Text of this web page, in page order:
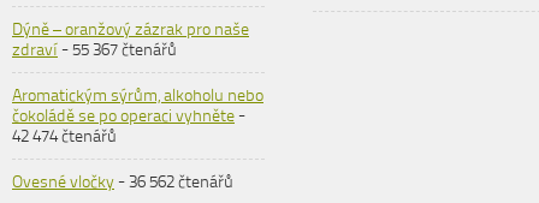
Dýně – oranžový zázrak pro naše
zdraví- 55 367 čtenářů
Aromatickým sýrům, alkoholu nebo
čokoládě se po operaci vyhněte-
42 474 čtenářů
Ovesné vločky- 36 562 čtenářů